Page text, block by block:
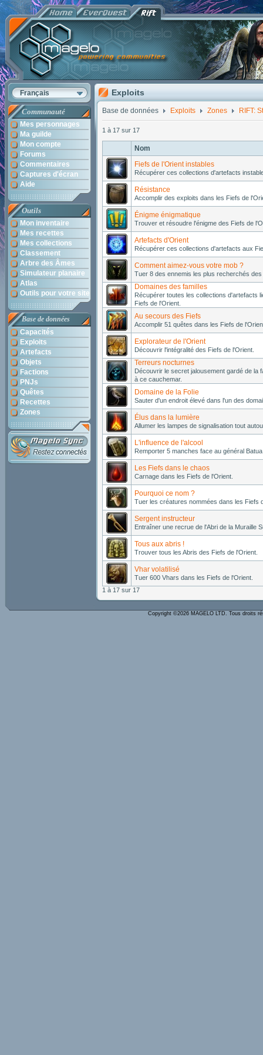
Français
Communauté
Mes personnages
Ma guilde
Mon compte
Forums
Commentaires
Captures d'écran
Aide
Outils
Mon inventaire
Mes recettes
Mes collections
Classement
Arbre des Âmes
Simulateur planaire
Atlas
Outils pour votre site
Base de données
Capacités
Exploits
Artefacts
Objets
Factions
PNJs
Quêtes
Recettes
Zones
Exploits
Base de données Exploits Zones RIFT:
1 à 17 sur 17
Nom
Fiefs de l'Orient instables
Récupérer ces collections d'artefacts
Résistance
Accomplir des exploits dans les Fiefs de
Énigme énigmatique
Trouver et résoudre l'énigme des Fiefs de
Artefacts d'Orient
Récupérer ces collections d'artefacts aux
Comment aimez-vous votre mob ?
Tuer 8 des ennemis les plus recherchés
Domaines des familles
Récupérer toutes les collections d'artefacts
Fiefs de l'Orient.
Au secours des Fiefs
Accomplir 51 quêtes dans les Fiefs de
Explorateur de l'Orient
Découvrir l'intégralité des Fiefs de l'Orient.
Terreurs nocturnes
Découvrir le secret jalousement gardé de la
à ce cauchemar.
Domaine de la Folie
Sauter d'un endroit élevé dans l'un des
Élus dans la lumière
Allumer les lampes de signalisation tout
L'influence de l'alcool
Remporter 5 manches face au général
Les Fiefs dans le chaos
Carnage dans les Fiefs de l'Orient.
Pourquoi ce nom ?
Tuer les créatures nommées dans les Fiefs
Sergent instructeur
Entraîner une recrue de l'Abri de la Muraille
Tous aux abris !
Trouver tous les Abris des Fiefs de l'Orient.
Vhar volatilisé
Tuer 600 Vhars dans les Fiefs de l'Orient.
1 à 17 sur 17
Copyright ©2026 MAGELO LTD. Tous droits